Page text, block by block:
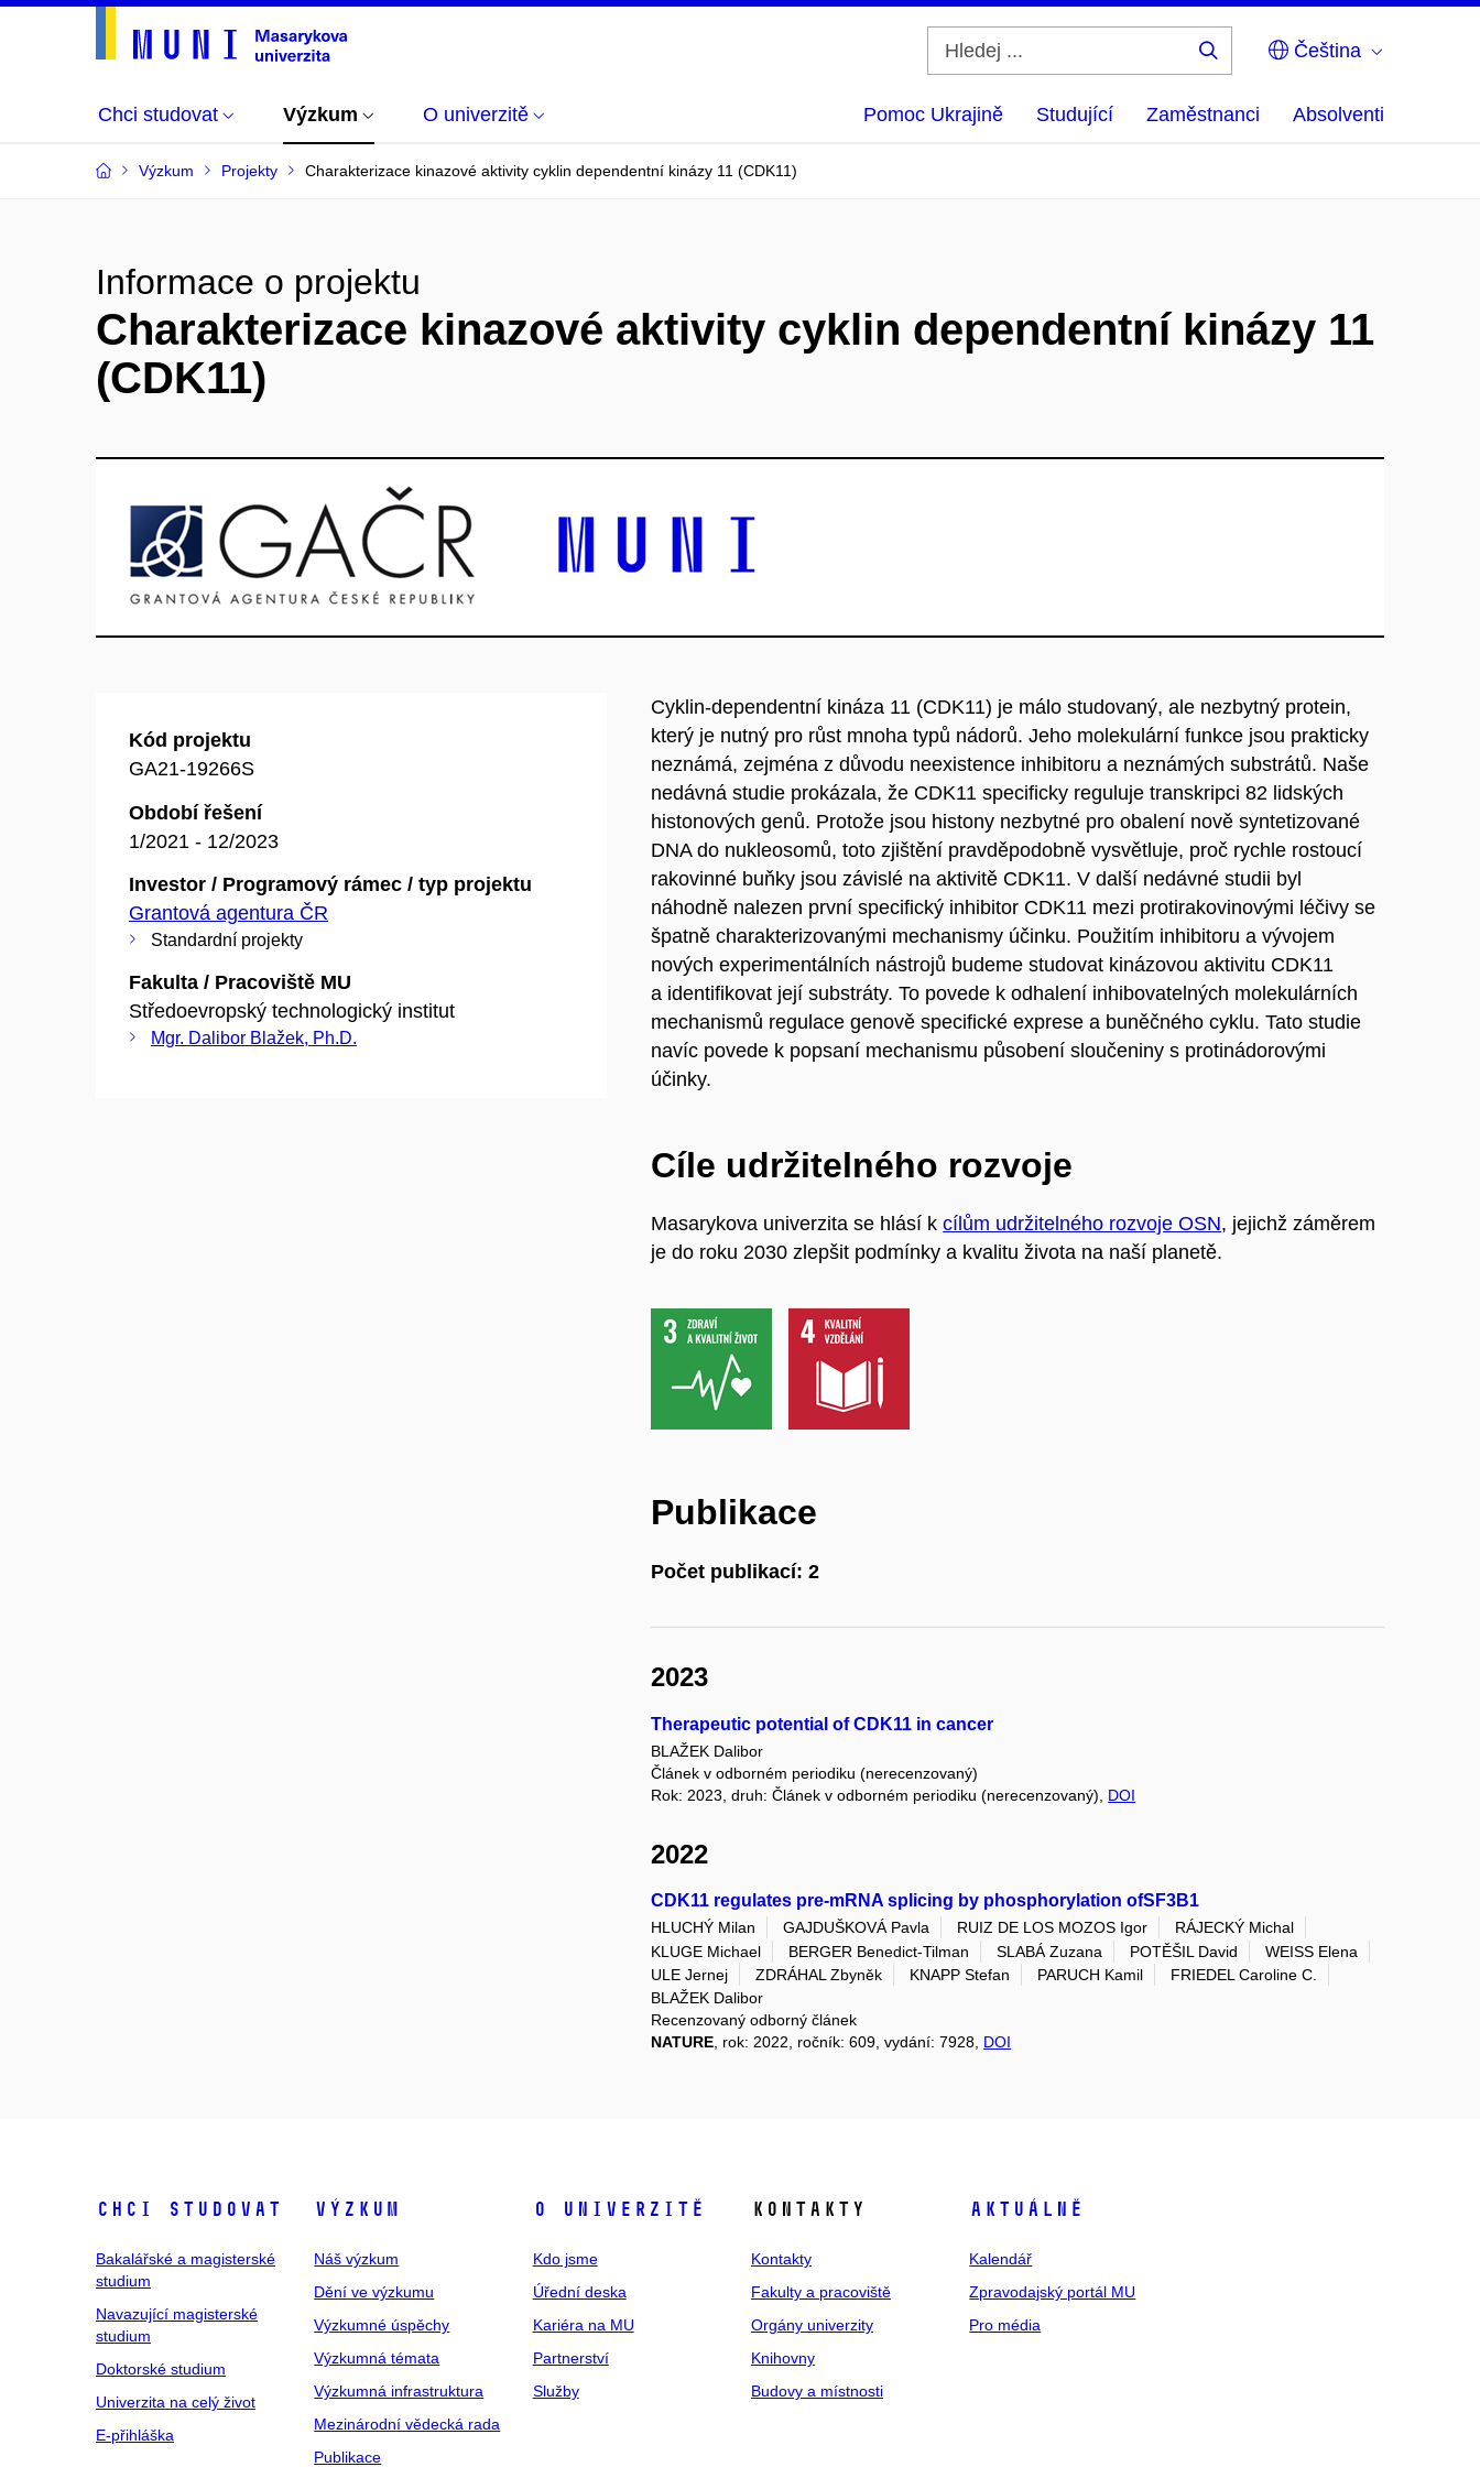
Čeština
Chci studovat Výzkum O univerzitě Pomoc Ukrajině Studující Zaměstnanci Absolventi
Výzkum Projekty Charakterizace kinazové aktivity cyklin dependentní kinázy 11 (CDK11)
Informace o projektu
Charakterizace kinazové aktivity cyklin dependentní kinázy 11
(CDK11)
Kód projektu
GA21-19266S
Období řešení
1/2021 - 12/2023
Investor / Programový rámec / typ projektu
Grantová agentura ČR
Standardní projekty
Fakulta / Pracoviště MU
Středoevropský technologický institut
Mgr. Dalibor Blažek, Ph.D.
Cyklin-dependentní kináza 11 (CDK11) je málo studovaný, ale nezbytný protein,
který je nutný pro růst mnoha typů nádorů. Jeho molekulární funkce jsou prakticky
neznámá, zejména z důvodu neexistence inhibitoru a neznámých substrátů. Naše
nedávná studie prokázala, že CDK11 specificky reguluje transkripci 82 lidských
histonových genů. Protože jsou histony nezbytné pro obalení nově syntetizované
DNA do nukleosomů, toto zjištění pravděpodobně vysvětluje, proč rychle rostoucí
rakovinné buňky jsou závislé na aktivitě CDK11. V další nedávné studii byl
náhodně nalezen první specifický inhibitor CDK11 mezi protirakovinovými léčivy se
špatně charakterizovanými mechanismy účinku. Použitím inhibitoru a vývojem
nových experimentálních nástrojů budeme studovat kinázovou aktivitu CDK11
a identifikovat její substráty. To povede k odhalení inhibovatelných molekulárních
mechanismů regulace genově specifické exprese a buněčného cyklu. Tato studie
navíc povede k popsaní mechanismu působení sloučeniny s protinádorovými
účinky.
Cíle udržitelného rozvoje
Masarykova univerzita se hlásí kcílům udržitelného rozvoje OSN, jejichž záměrem
je do roku 2030 zlepšit podmínky a kvalitu života na naší planetě.
Publikace
Počet publikací: 2
2023
Therapeutic potential of CDK11 in cancer
BLAŽEK Dalibor
Článek v odborném periodiku (nerecenzovaný)
Rok: 2023, druh: Článek v odborném periodiku (nerecenzovaný), DOI
2022
CDK11 regulates pre-mRNA splicing by phosphorylation ofSF3B1
HLUCHÝ Milan GAJDUŠKOVÁ Pavla RUIZ DE LOS MOZOS Igor
RÁJECKÝ Michal
KLUGE Michael
BERGER Benedict-Tilman SLABÁ Zuzana POTĚŠIL David
WEISS Elena
ULE Jernej
ZDRÁHAL Zbyněk KNAPP Stefan PARUCH Kamil
FRIEDEL Caroline C.
BLAŽEK Dalibor
Recenzovaný odborný článek
NATURE, rok: 2022, ročník: 609, vydání: 7928, DOI
Chci studovat
Bakalářské a magisterské
studium
Navazující magisterské
studium
Doktorské studium
Univerzita na celý život
E-přihláška
Výzkum
Náš výzkum
Dění ve výzkumu
Výzkumné úspěchy
Výzkumná témata
Výzkumná infrastruktura
Mezinárodní vědecká rada
Publikace
O univerzitě
Kdo jsme
Úřední deska
Kariéra na MU
Partnerství
Služby
Kontakty
Kontakty
Fakulty a pracoviště
Orgány univerzity
Knihovny
Budovy a místnosti
Aktuálně
Kalendář
Zpravodajský portál MU
Pro média